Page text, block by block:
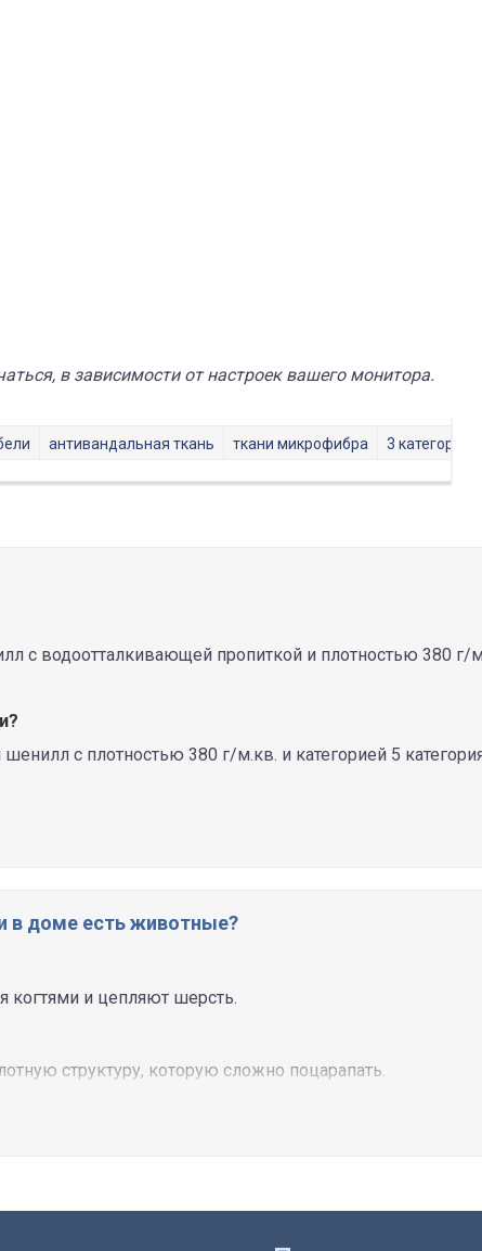
в зависимости от настроек вашего монитора.
антивандальная ткань ткани микрофибра 3 категория
с водоотталкивающей пропиткой и плотностью 380 г/
с плотностью 380 г/м.кв. и категорией 5
в доме есть животные?
когтями и цепляют шерсть.
структуру, которую сложно поцарапать.